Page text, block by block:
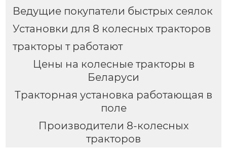
Ведущие покупатели быстрых сеялок
Установки для 8 колесных тракторов
тракторы т работают
Цены на колесные тракторы в
Беларуси
Тракторная установка работающая в
поле
Производители 8-колесных
тракторов